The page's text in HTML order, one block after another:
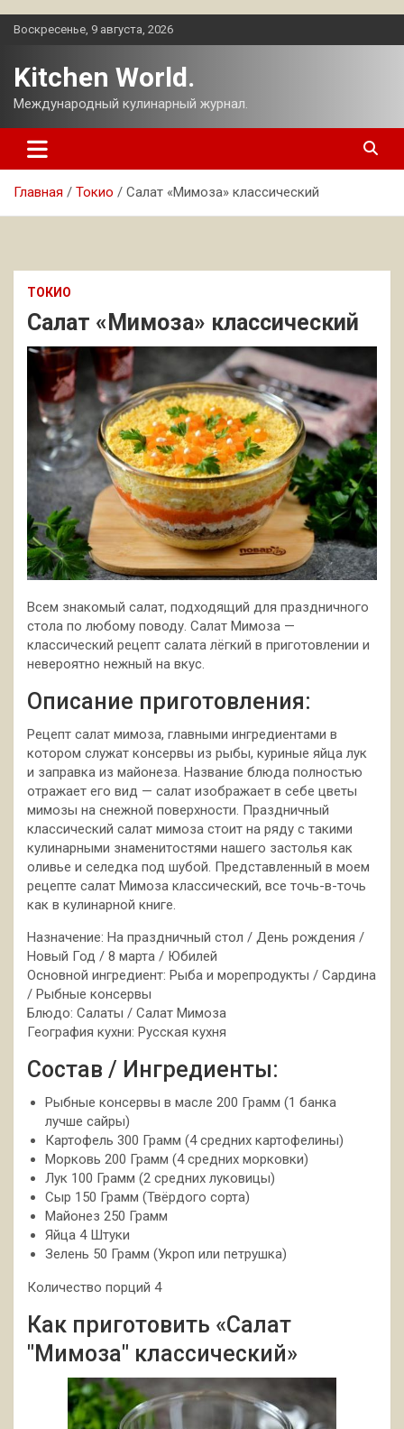
Перейти
Воскресенье, 9 августа, 2026
Kitchen World.
Международный кулинарный журнал.
Главная Токио Салат «Мимоза» классический
ТОКИО
Салат «Мимоза» классический
Всем знакомый салат, подходящий для праздничного
стола по любому поводу. Салат Мимоза —
классический рецепт салата лёгкий в приготовлении и
невероятно нежный на вкус.
Описание приготовления:
Рецепт салат мимоза, главными ингредиентами в
котором служат консервы из рыбы, куриные яйца лук
и заправка из майонеза. Название блюда полностью
отражает его вид — салат изображает в себе цветы
мимозы на снежной поверхности. Праздничный
классический салат мимоза стоит на ряду с такими
кулинарными знаменитостями нашего застолья как
оливье и селедка под шубой. Представленный в моем
рецепте салат Мимоза классический, все точь-в-точь
как в кулинарной книге.
Назначение: На праздничный стол / День рождения /
Новый Год / 8 марта / Юбилей
Основной ингредиент: Рыба и морепродукты / Сардина
/ Рыбные консервы
Блюдо: Салаты / Салат Мимоза
География кухни: Русская кухня
Состав / Ингредиенты:
Рыбные консервы в масле 200 Грамм (1 банка
лучше сайры)
Картофель 300 Грамм (4 средних картофелины)
Морковь 200 Грамм (4 средних морковки)
Лук 100 Грамм (2 средних луковицы)
Сыр 150 Грамм (Твёрдого сорта)
Майонез 250 Грамм
Яйца 4 Штуки
Зелень 50 Грамм (Укроп или петрушка)
Количество порций 4
Как приготовить «Салат
"Мимоза" классический»